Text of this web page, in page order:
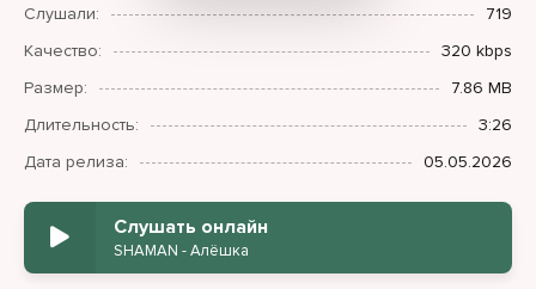
Слушали:
719
Качество:
320 kbps
Размер:
7.86 MB
Длительность:
3:26
Дата релиза:
05.05.2026
Слушать онлайн
SHAMAN - Алёшка